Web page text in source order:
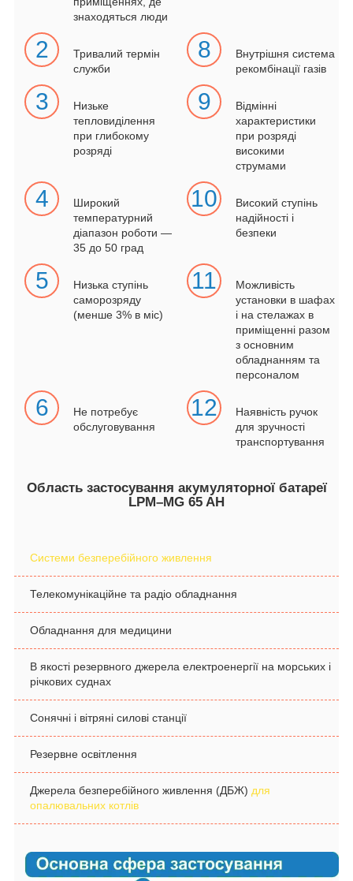
знаходяться люди
2
Тривалий термін
служби
8
Внутрішня система
рекомбінації газів
3
Низьке
тепловиділення
при глибокому
розряді
9
Відмінні
характеристики
при розряді
високими
струмами
4
Широкий
температурний
діапазон роботи ―
35 до 50 град
10
Високий ступінь
надійності і
безпеки
5
Низька ступінь
саморозряду
(менше 3% в міс)
11
Можливість
установки в шафах
і на стелажах в
приміщенні разом
з основним
обладнанням та
персоналом
6
Не потребує
обслуговування
12
Наявність ручок
для зручності
транспортування
Область застосування акумуляторної батареї
LPM–MG 65 AH
Системи безперебійного живлення
Телекомунікаційне та радіо обладнання
Обладнання для медицини
В якості резервного джерела електроенергії на морських і
річкових суднах
Сонячні і вітряні силові станції
Резервне освітлення
Джерела безперебійного живлення (ДБЖ) для
опалювальних котлів